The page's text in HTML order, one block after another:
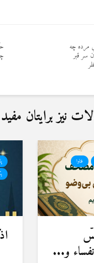
مرده چه
سر قبر
نیز برایتان
فتاوا
و...